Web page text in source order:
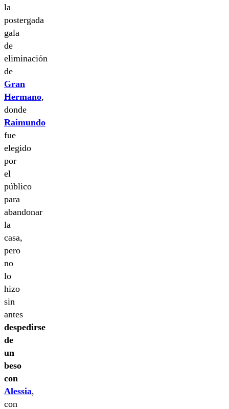
la
postergada
gala
de
eliminación
de
Gran
Hermano,
donde
Raimundo
fue
elegido
por
el
público
para
abandonar
la
casa,
pero
no
lo
hizo
sin
antes
despedirse
de
un
beso
con
Alessia,
con